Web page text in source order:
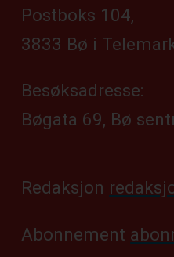
Postboks 104,
3833 Bø i
Besøksadresse:
Bøgata 69, Bø
Redaksjon
Abonnement